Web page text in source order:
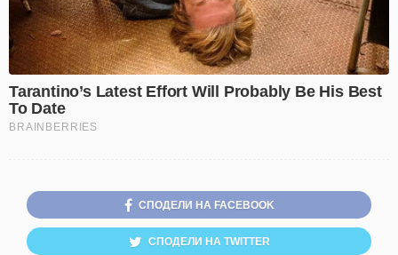
СПОДЕЛИ НА FACEBOOK
СПОДЕЛИ НА TWITTER